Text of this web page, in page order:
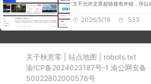
文不允许文章超链接有外链，所以
2026/5/18 533
关于秋意零 站点地图
robots.txt
渝ICP备2024023187号-1 渝公网安备
50022802000578号